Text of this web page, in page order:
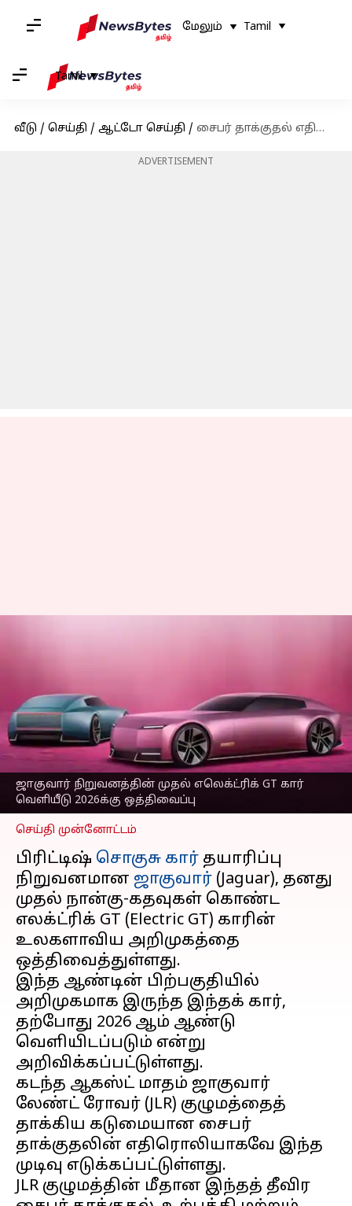
மேலும் Tamil
Tamil
வீடு / செய்தி / ஆட்டோ செய்தி / சைபர் தாக்குதல் எதிரொலி; ஜாகுவார் நிறுவனத்தின் முதல் எலெக்ட்ரிக் GT கார் வெளியீடு 2026க்கு ஒத்திவைப்பு
ADVERTISEMENT
ஜாகுவார் நிறுவனத்தின் முதல் எலெக்ட்ரிக் GT கார்
வெளியீடு 2026க்கு ஒத்திவைப்பு
சைபர் தாக்குதல்
எதிரொலி; ஜாகுவார்
நிறுவனத்தின் முதல்
எலெக்ட்ரிக் GT கார்
வெளியீடு 2026க்கு
ஒத்திவைப்பு
எழுதியவர் Sekar Chinnappan Nov 02, 2025 03:33 pm
செய்தி முன்னோட்டம்
பிரிட்டிஷ் சொகுசு கார் தயாரிப்பு
நிறுவனமான ஜாகுவார் (Jaguar), தனது
முதல் நான்கு-கதவுகள் கொண்ட
எலக்ட்ரிக் GT (Electric GT) காரின்
உலகளாவிய அறிமுகத்தை
ஒத்திவைத்துள்ளது.
இந்த ஆண்டின் பிற்பகுதியில்
அறிமுகமாக இருந்த இந்தக் கார்,
தற்போது 2026 ஆம் ஆண்டு
வெளியிடப்படும் என்று
அறிவிக்கப்பட்டுள்ளது.
கடந்த ஆகஸ்ட் மாதம் ஜாகுவார்
லேண்ட் ரோவர் (JLR) குழுமத்தைத்
தாக்கிய கடுமையான சைபர்
தாக்குதலின் எதிரொலியாகவே இந்த
முடிவு எடுக்கப்பட்டுள்ளது.
JLR குழுமத்தின் மீதான இந்தத் தீவிர